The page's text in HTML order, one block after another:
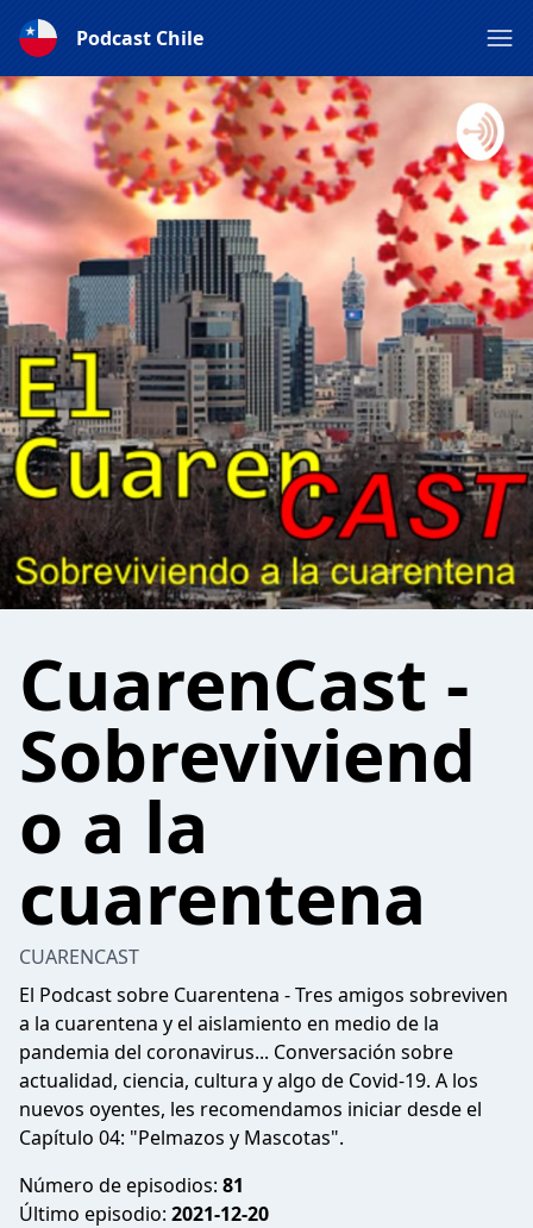
Podcast Chile
CuarenCast -
Sobreviviend
o a la
cuarentena
CUARENCAST
El Podcast sobre Cuarentena - Tres amigos sobreviven
a la cuarentena y el aislamiento en medio de la
pandemia del coronavirus... Conversación sobre
actualidad, ciencia, cultura y algo de Covid-19. A los
nuevos oyentes, les recomendamos iniciar desde el
Capítulo 04: "Pelmazos y Mascotas".
Número de episodios: 81
Último episodio: 2021-12-20